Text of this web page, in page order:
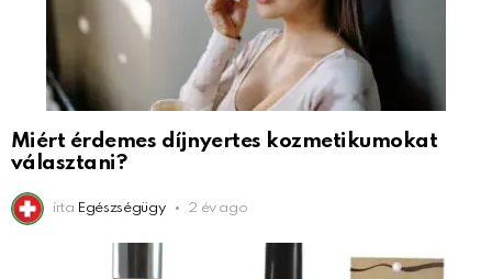
Miért érdemes díjnyertes kozmetikumokat
választani?
írta Egészségügy 2 év ago